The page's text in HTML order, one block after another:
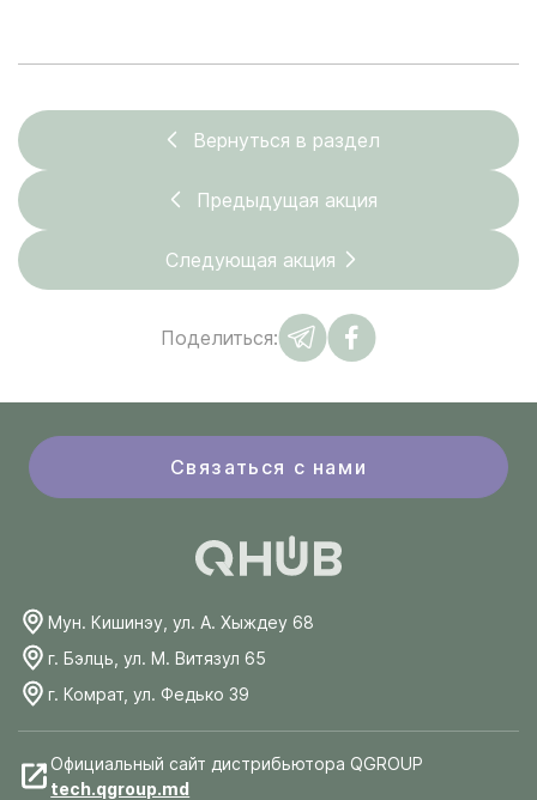
Вернуться в раздел
Предыдущая акция
Следующая акция
Поделиться:
Связаться с нами
Мун. Кишинэу, ул. А. Хыждеу 68
г. Бэлць, ул. М. Витязул 65
г. Комрат, ул. Федько 39
Официальный сайт дистрибьютора QGROUP
tech.qgroup.md